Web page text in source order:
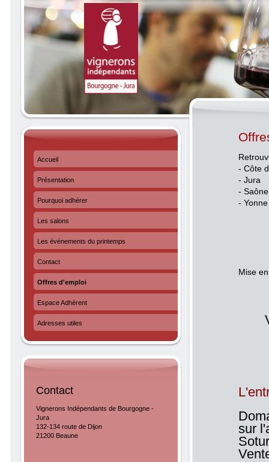
- Côte
- Jura
-
- Yonne
Mise
sur
Accueil
Présentation
Pourquoi adhérer
Les salons
Les événements du printemps
Contact
Offres d'emploi
Espace Adhérent
Adresses utiles
Contact
Vignerons Indépendants de Bourgogne -
Jura
132-134 route de Dijon
21200 Beaune